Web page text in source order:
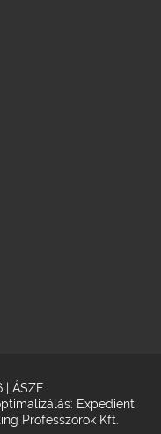
ÁSZF
: Expedient
Professzorok Kft.